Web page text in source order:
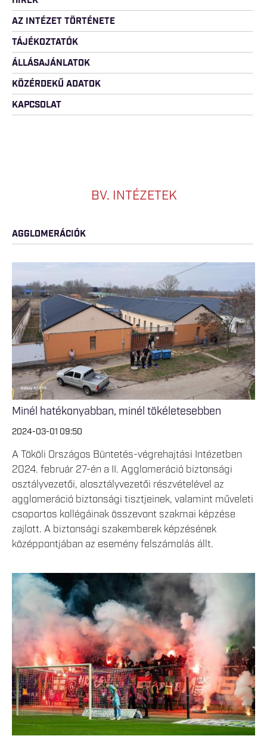
AZ INTÉZET TÖRTÉNETE
TÁJÉKOZTATÓK
ÁLLÁSAJÁNLATOK
KÖZÉRDEKŰ ADATOK
KAPCSOLAT
BV. INTÉZETEK
AGGLOMERÁCIÓK
Minél hatékonyabban, minél tökéletesebben
2024-03-01 09:50
A Tököli Országos Büntetés-végrehajtási Intézetben
2024. február 27-én a II. Agglomeráció biztonsági
osztályvezetői, alosztályvezetői részvételével az
agglomeráció biztonsági tisztjeinek, valamint műveleti
csoportos kollégáinak összevont szakmai képzése
zajlott. A biztonsági szakemberek képzésének
középpontjában az esemény felszámolás állt.